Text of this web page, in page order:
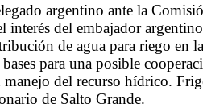
argentino ante la
del embajador
de agua para riego en
para una posible
manejo del recurso hídrico.
de Salto Grande.